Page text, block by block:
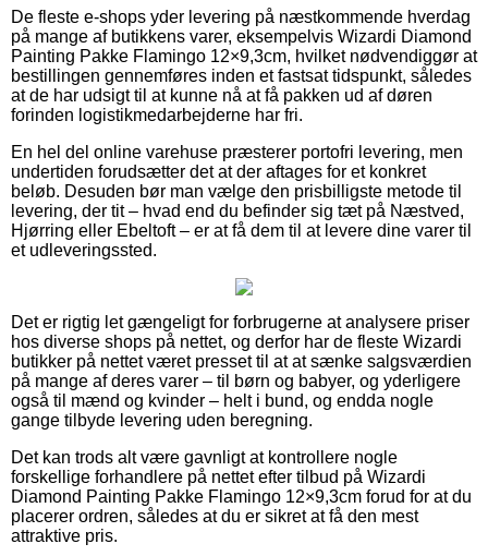
De fleste e-shops yder levering på næstkommende hverdag
på mange af butikkens varer, eksempelvis Wizardi Diamond
Painting Pakke Flamingo 12×9,3cm, hvilket nødvendiggør at
bestillingen gennemføres inden et fastsat tidspunkt, således
at de har udsigt til at kunne nå at få pakken ud af døren
forinden logistikmedarbejderne har fri.
En hel del online varehuse præsterer portofri levering, men
undertiden forudsætter det at der aftages for et konkret
beløb. Desuden bør man vælge den prisbilligste metode til
levering, der tit – hvad end du befinder sig tæt på Næstved,
Hjørring eller Ebeltoft – er at få dem til at levere dine varer til
et udleveringssted.
Det er rigtig let gængeligt for forbrugerne at analysere priser
hos diverse shops på nettet, og derfor har de fleste Wizardi
butikker på nettet været presset til at at sænke salgsværdien
på mange af deres varer – til børn og babyer, og yderligere
også til mænd og kvinder – helt i bund, og endda nogle
gange tilbyde levering uden beregning.
Det kan trods alt være gavnligt at kontrollere nogle
forskellige forhandlere på nettet efter tilbud på Wizardi
Diamond Painting Pakke Flamingo 12×9,3cm forud for at du
placerer ordren, således at du er sikret at få den mest
attraktive pris.